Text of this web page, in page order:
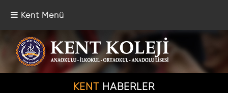
Kent Menü
KENT HABERLER